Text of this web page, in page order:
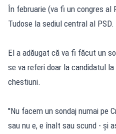
În februarie (va fi un congres al
Tudose la sediul central al PSD.
El a adăugat că va fi făcut un
se va referi doar la candidatul
chestiuni.
''Nu facem un sondaj numai pe
sau nu e, e înalt sau scund - și